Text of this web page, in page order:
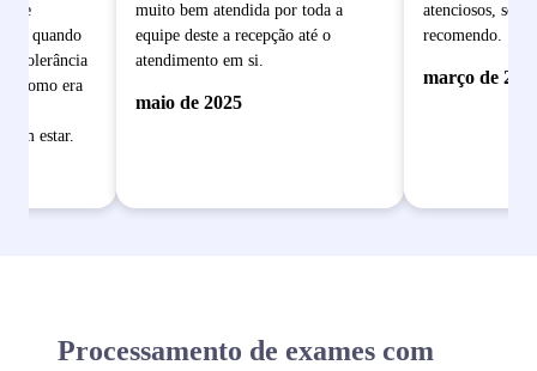
de
quando
intolerância
como era
estar.
muito bem atendida por toda a
equipe deste a recepção até o
atendimento em si.
maio de 2025
atenciosos, sem
recomendo.
março de
Processamento de exames com